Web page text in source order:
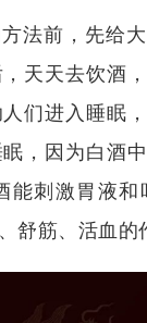
法前，先给
天天去饮酒
们进入睡眠
，因为白酒
能刺激胃液
舒筋、活血的